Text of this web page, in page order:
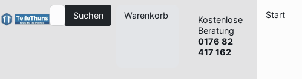
Suchen Warenkorb
Kostenlose
Beratung
0176 82
417 162
Start